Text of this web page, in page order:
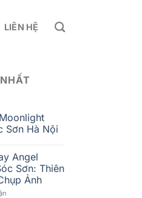
LIÊN HỆ
Sơn Hà Nội
Angel
Sơn: Thiên
Ảnh